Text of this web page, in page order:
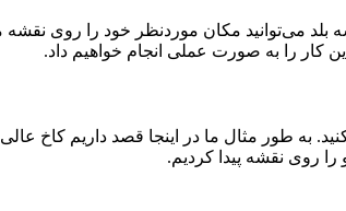
بلد می‌توانید مکان موردنظر خود را روی
کار را به صورت عملی انجام خواهیم داد.
به طور مثال ما در اینجا قصد داریم کاخ
روی نقشه پیدا کردیم.